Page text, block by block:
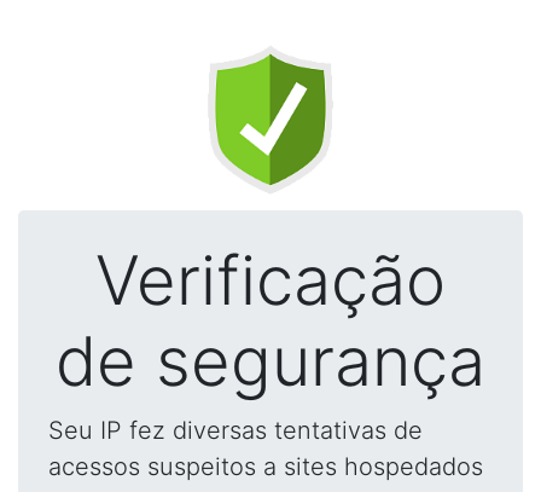
Verificação
de segurança
Seu IP fez diversas tentativas de
acessos suspeitos a sites hospedados